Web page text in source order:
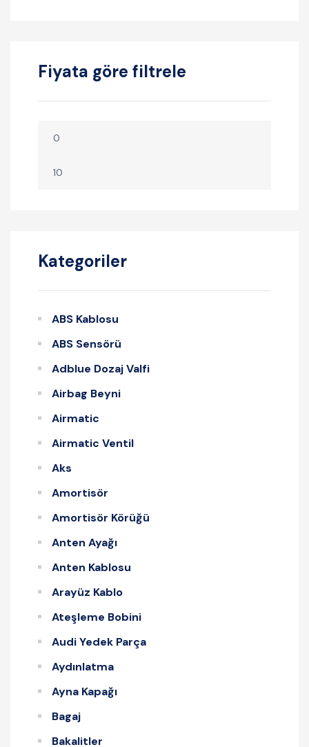
Fiyata göre filtrele
Kategoriler
ABS Kablosu
ABS Sensörü
Adblue Dozaj Valfi
Airbag Beyni
Airmatic
Airmatic Ventil
Aks
Amortisör
Amortisör Körüğü
Anten Ayağı
Anten Kablosu
Arayüz Kablo
Ateşleme Bobini
Audi Yedek Parça
Aydınlatma
Ayna Kapağı
Bagaj
Bakalitler